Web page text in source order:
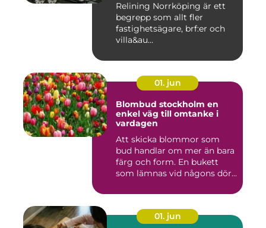
Relining Norrköping är ett
begrepp som allt fler
fastighetsägare, brf:er och
villa&au...
01. jun
Blombud stockholm en
enkel väg till omtanke i
vardagen
Att skicka blommor som
bud handlar om mer än bara
färg och form. En bukett
som lämnas vid någons dör...
01. jun